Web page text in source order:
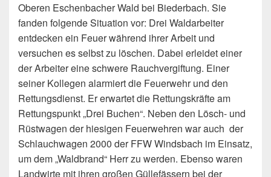
Oberen Eschenbacher Wald bei Biederbach. Sie
fanden folgende Situation vor: Drei Waldarbeiter
entdecken ein Feuer während ihrer Arbeit und
versuchen es selbst zu löschen. Dabei erleidet einer
der Arbeiter eine schwere Rauchvergiftung. Einer
seiner Kollegen alarmiert die Feuerwehr und den
Rettungsdienst. Er erwartet die Rettungskräfte am
Rettungspunkt „Drei Buchen“. Neben den Lösch- und
Rüstwagen der hiesigen Feuerwehren war auch der
Schlauchwagen 2000 der FFW Windsbach im Einsatz,
um dem „Waldbrand“ Herr zu werden. Ebenso waren
Landwirte mit ihren großen Güllefässern bei der